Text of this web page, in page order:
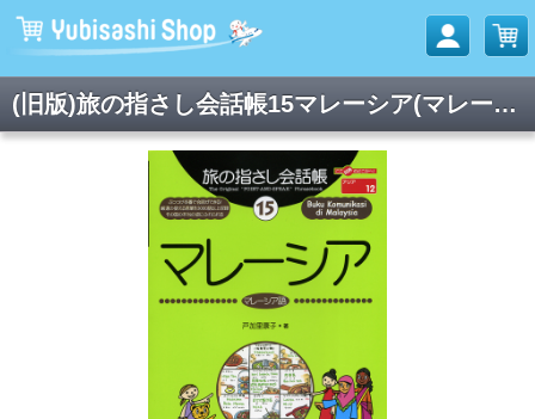
(旧版)旅の指さし会話帳15マレーシア(マレーシア語)